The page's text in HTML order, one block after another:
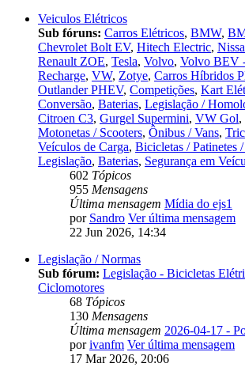
Veiculos Elétricos
Sub fóruns: Carros Elétricos, BMW,
Chevrolet Bolt EV, Hitech Electric,
Renault ZOE, Tesla, Volvo, Volvo BEV
Recharge, VW, Zotye, Carros Híbridos
Outlander PHEV, Competições, Kart
Conversão, Baterias, Legislação /
Citroen C3, Gurgel Supermini, VW Gol,
Motonetas / Scooters, Ônibus / Vans,
Veículos de Carga, Bicicletas / Patinetes
Legislação, Baterias, Segurança em
602 Tópicos
955 Mensagens
Última mensagem Mídia do ejs1
por Sandro Ver última mensagem
22 Jun 2026, 14:34
Legislação / Normas
Sub fórum: Legislação - Bicicletas
Ciclomotores
68 Tópicos
130 Mensagens
Última mensagem 2026-04-17 -
porivanfm Ver última mensagem
17 Mar 2026, 20:06